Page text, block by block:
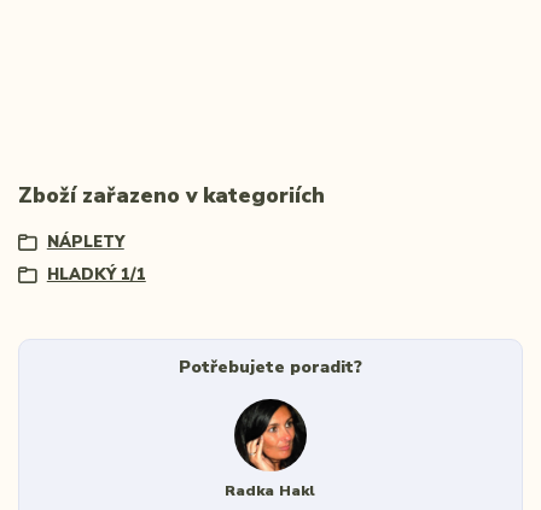
Zboží zařazeno v kategoriích
NÁPLETY
HLADKÝ 1/1
Potřebujete poradit?
Radka Hakl